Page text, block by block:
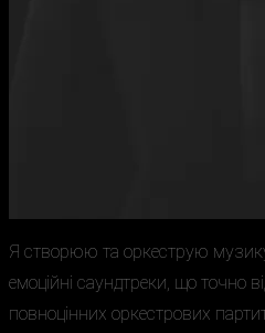
Я створюю та оркеструю
емоційні саундтреки, що
повноцінних оркестрових